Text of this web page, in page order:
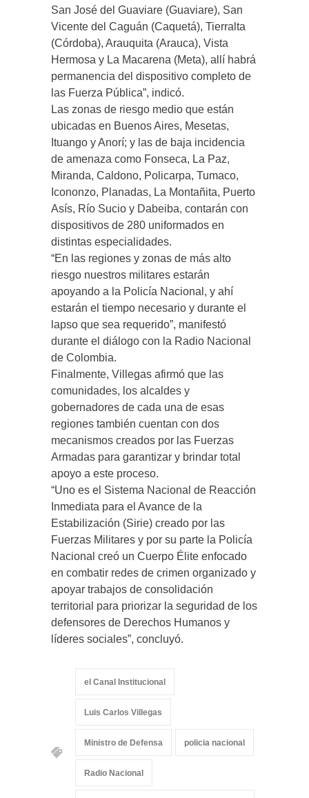
San José del Guaviare (Guaviare), San
Vicente del Caguán (Caquetá), Tierralta
(Córdoba), Arauquita (Arauca), Vista
Hermosa y La Macarena (Meta), allí habrá
permanencia del dispositivo completo de
las Fuerza Pública”, indicó.
Las zonas de riesgo medio que están
ubicadas en Buenos Aires, Mesetas,
Ituango y Anorí; y las de baja incidencia
de amenaza como Fonseca, La Paz,
Miranda, Caldono, Policarpa, Tumaco,
Icononzo, Planadas, La Montañita, Puerto
Asís, Río Sucio y Dabeiba, contarán con
dispositivos de 280 uniformados en
distintas especialidades.
“En las regiones y zonas de más alto
riesgo nuestros militares estarán
apoyando a la Policía Nacional, y ahí
estarán el tiempo necesario y durante el
lapso que sea requerido”, manifestó
durante el diálogo con la Radio Nacional
de Colombia.
Finalmente, Villegas afirmó que las
comunidades, los alcaldes y
gobernadores de cada una de esas
regiones también cuentan con dos
mecanismos creados por las Fuerzas
Armadas para garantizar y brindar total
apoyo a este proceso.
“Uno es el Sistema Nacional de Reacción
Inmediata para el Avance de la
Estabilización (Sirie) creado por las
Fuerzas Militares y por su parte la Policía
Nacional creó un Cuerpo Élite enfocado
en combatir redes de crimen organizado y
apoyar trabajos de consolidación
territorial para priorizar la seguridad de los
defensores de Derechos Humanos y
líderes sociales”, concluyó.
el Canal Institucional
Luis Carlos Villegas
Ministro de Defensa policia nacional
Radio Nacional